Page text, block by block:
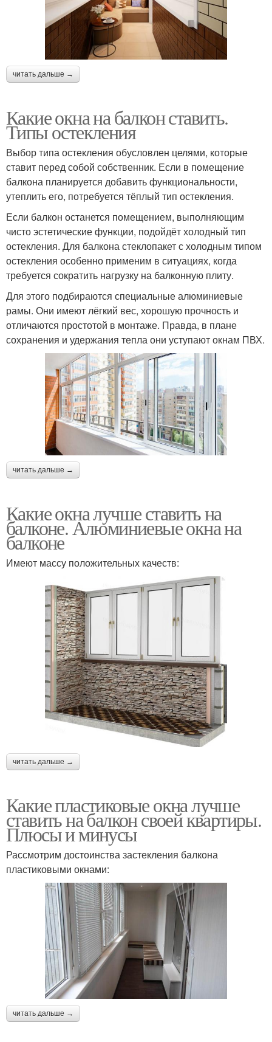
читать дальше →
Какие окна на балкон ставить.
Типы остекления
Выбор типа остекления обусловлен целями, которые
ставит перед собой собственник. Если в помещение
балкона планируется добавить функциональности,
утеплить его, потребуется тёплый тип остекления.
Если балкон останется помещением, выполняющим
чисто эстетические функции, подойдёт холодный тип
остекления. Для балкона стеклопакет с холодным типом
остекления особенно применим в ситуациях, когда
требуется сократить нагрузку на балконную плиту.
Для этого подбираются специальные алюминиевые
рамы. Они имеют лёгкий вес, хорошую прочность и
отличаются простотой в монтаже. Правда, в плане
сохранения и удержания тепла они уступают окнам ПВХ.
читать дальше →
Какие окна лучше ставить на
балконе. Алюминиевые окна на
балконе
Имеют массу положительных качеств:
читать дальше →
Какие пластиковые окна лучше
ставить на балкон своей квартиры.
Плюсы и минусы
Рассмотрим достоинства застекления балкона
пластиковыми окнами:
читать дальше →